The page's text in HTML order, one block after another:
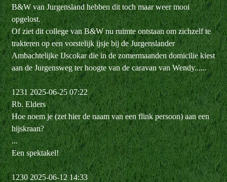
B&W van Jurgensland hebben dit toch maar weer mooi
opgelost.
Of ziet dit college van B&W nu ruimte ontstaan om zichzelf te
trakteren op een vorstelijk ijsje bij de Jurgenslander
Ambachtelijke IJscokar die in de zomermaanden domicilie kiest
aan de Jurgensweg ter hoogte van de caravan van Wendy......
1231 2025-06-25 07:22
Rb. Elders
Hoe noem je (zet hier de naam van een flink persoon) aan een
hijskraan?
...
Een spektakel!
1230 2025-06-12 14:33